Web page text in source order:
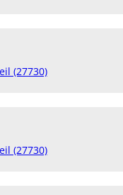
(27730)
(27730)